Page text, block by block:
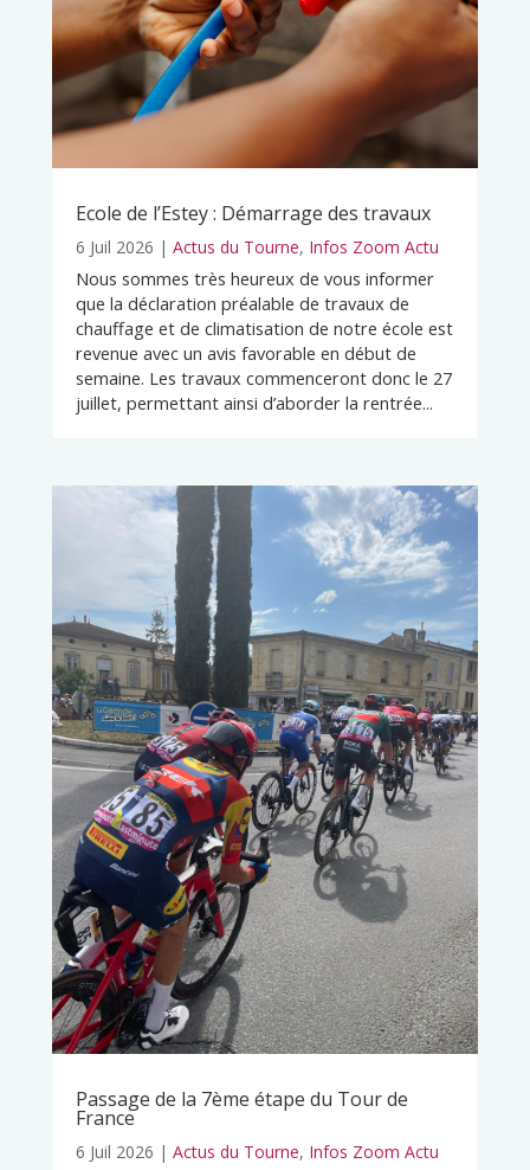
Ecole de l’Estey : Démarrage des travaux
6 Juil 2026 | Actus du Tourne, Infos Zoom Actu
Nous sommes très heureux de vous informer
que la déclaration préalable de travaux de
chauffage et de climatisation de notre école est
revenue avec un avis favorable en début de
semaine. Les travaux commenceront donc le 27
juillet, permettant ainsi d’aborder la rentrée...
Passage de la 7ème étape du Tour de
France
6 Juil 2026 | Actus du Tourne, Infos Zoom Actu